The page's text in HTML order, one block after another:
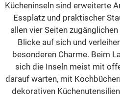
Kücheninseln sind erweiterte
Essplatz und praktischer
allen vier Seiten
Blicke auf sich und
besonderen Charme. Beim
sich die Inseln meist mit
darauf warten, mit
dekorativen